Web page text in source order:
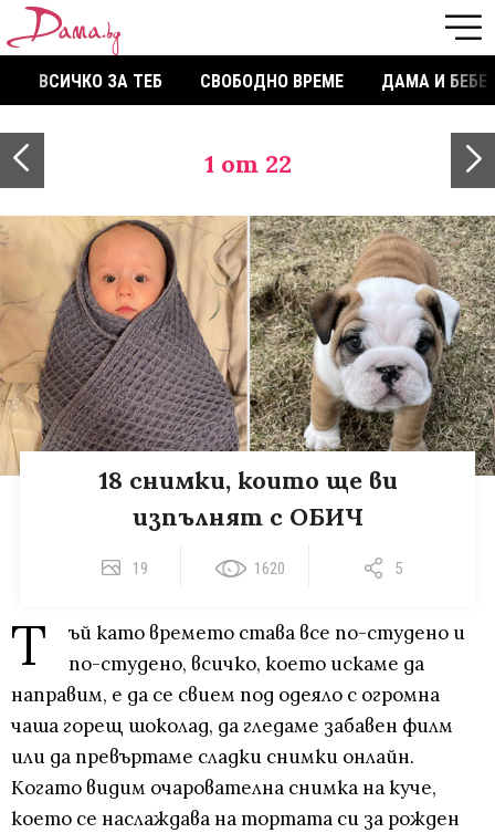
ВСИЧКО ЗА ТЕБ СВОБОДНО ВРЕМЕ ДАМА И БЕБЕ
1 от 22
18 снимки, които ще ви
изпълнят с ОБИЧ
19 1620 5
Т
ъй като времето става все по-студено и
по-студено, всичко, което искаме да
направим, е да се свием под одеяло с огромна
чаша горещ шоколад, да гледаме забавен филм
или да превъртаме сладки снимки онлайн.
Когато видим очарователна снимка на куче,
което се наслаждава на тортата си за рожден